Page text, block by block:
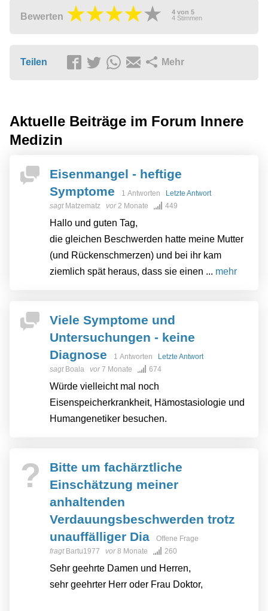
Bewerten 4 von 5
4 Stimmen
Teilen Mehr
Aktuelle Beiträge im Forum Innere
Medizin
Eisenmangel - heftige
Symptome
1 Antworten
Letzte Antwort
sagt Matzematz vor2 Monate 449
Hallo und guten Tag,
die gleichen Beschwerden hatte meine Mutter
(und Rückenschmerzen) und bei ihr kam
ziemlich spät heraus, dass sie einen ... mehr
Viele Symptome und
Untersuchungen - keine
Diagnose
1 Antworten
Letzte Antwort
sagt Boala vor7 Monate 674
Würde vielleicht mal noch
Eisenspeicherkrankheit, Hämostasiologie und
Humangenetiker besuchen.
?
Bitte um fachärztliche
Einschätzung meiner
anhaltenden
Verdauungsbeschwerden trotz
unauffälliger Dia
Offene Frage
fragt Bartu1977 vor8 Monate 260
Sehr geehrte Damen und Herren,
sehr geehrter Herr oder Frau Doktor,